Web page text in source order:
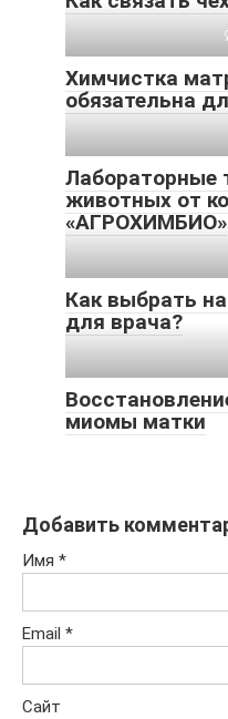
Химчистка
обязательна
Лабораторные
животных от
«АГРОХИМБИО»
Как выбрать
для врача?
миомы матки
Добавить
Имя *
Email *
Сайт